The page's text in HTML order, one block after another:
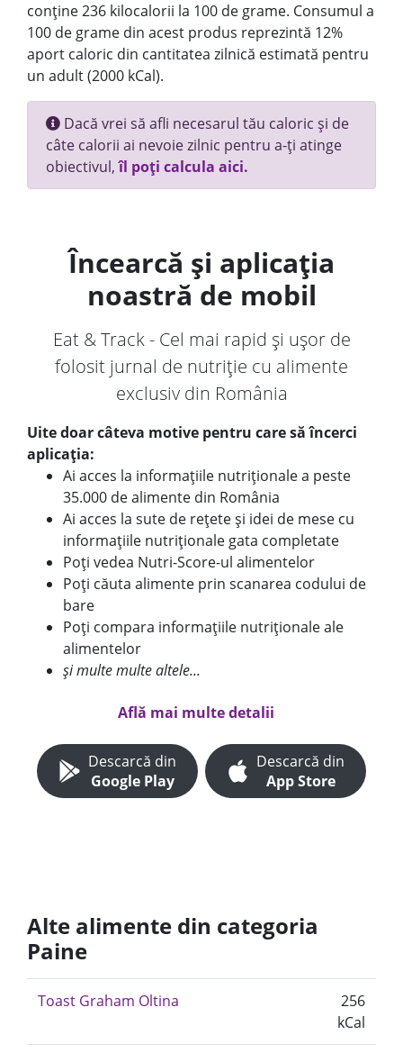
conține 236 kilocalorii la 100 de grame. Consumul a
100 de grame din acest produs reprezintă 12%
aport caloric din cantitatea zilnică estimată pentru
un adult (2000 kCal).
Dacă vrei să afli necesarul tău caloric și de
câte calorii ai nevoie zilnic pentru a-ți atinge
obiectivul,îl poți calcula aici.
Încearcă și aplicația
noastră de mobil
Eat & Track - Cel mai rapid și ușor de
folosit jurnal de nutriție cu alimente
exclusiv din România
Uite doar câteva motive pentru care să încerci
aplicația:
Ai acces la informațiile nutriționale a peste
35.000 de alimente din România
Ai acces la sute de rețete și idei de mese cu
informațiile nutriționale gata completate
Poți vedea Nutri-Score-ul alimentelor
Poți căuta alimente prin scanarea codului de
bare
Poți compara informațiile nutriționale ale
alimentelor
și multe multe altele...
Află mai multe detalii
Descarcă din
Google Play
Descarcă din
App Store
Alte alimente din categoria
Paine
Toast Graham Oltina
256
kCal